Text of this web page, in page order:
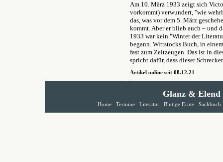
Am 10. März 1933 zeigt sich
vorkommt) verwundert, "wie
das, was vor dem 5. März
kommt. Aber er blieb auch – und
1933 war kein "Winter der
begann. Wittstocks Buch, in
fast zum Zeitzeugen. Das ist in
spricht dafür, dass dieser
Artikel online seit 08.12.21
Glanz & Elend
Home Termine Literatur Blutige Ernte Sachbuch